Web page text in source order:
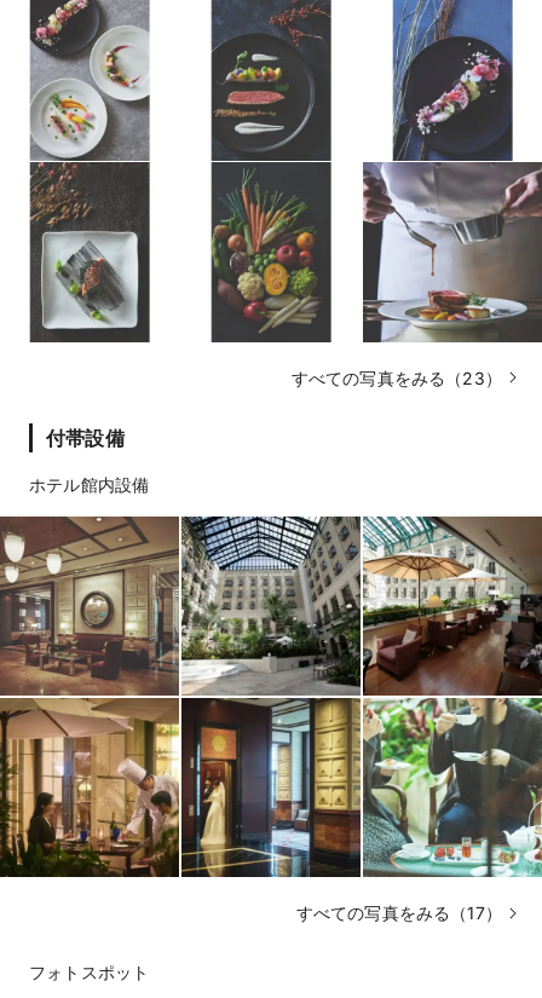
すべての写真をみる（23）
付帯設備
ホテル館内設備
すべての写真をみる（17）
フォトスポット